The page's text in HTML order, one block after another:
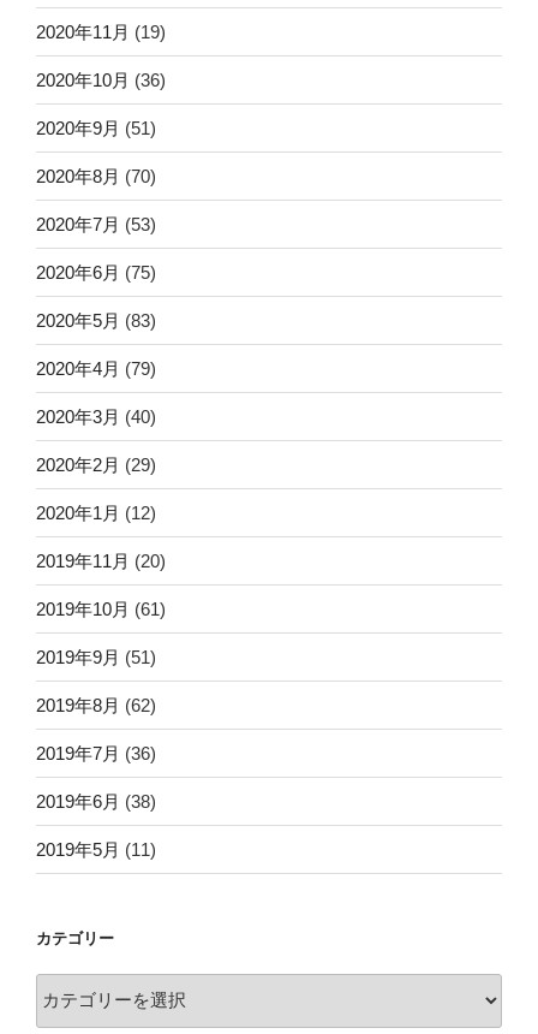
2020年11月 (19)
2020年10月 (36)
2020年9月 (51)
2020年8月 (70)
2020年7月 (53)
2020年6月 (75)
2020年5月 (83)
2020年4月 (79)
2020年3月 (40)
2020年2月 (29)
2020年1月 (12)
2019年11月 (20)
2019年10月 (61)
2019年9月 (51)
2019年8月 (62)
2019年7月 (36)
2019年6月 (38)
2019年5月 (11)
カテゴリー
テ